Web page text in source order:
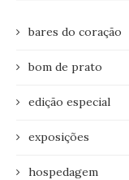
bares do coração
bom de prato
edição especial
exposições
hospedagem